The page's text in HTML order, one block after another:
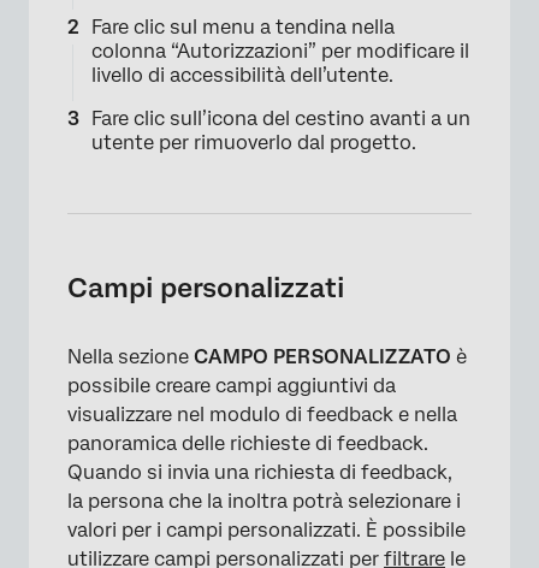
×
Fare clic sul menu a tendina nella
colonna “Autorizzazioni” per modificare il
livello di accessibilità dell’utente.
Fare clic sull’icona del cestino avanti a un
utente per rimuoverlo dal progetto.
Campi personalizzati
Nella sezione CAMPO PERSONALIZZATO è
possibile creare campi aggiuntivi da
visualizzare nel modulo di feedback e nella
panoramica delle richieste di feedback.
Quando si invia una richiesta di feedback,
la persona che la inoltra potrà selezionare i
valori per i campi personalizzati. È possibile
utilizzare campi personalizzati per filtrare le